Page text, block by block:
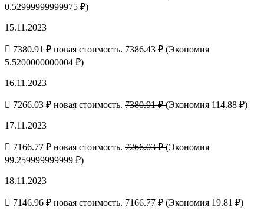
0.52999999999975 ₽)
15.11.2023
7380.91 ₽ новая стоимость. 7386.43 ₽(Экономия
5.5200000000004 ₽)
16.11.2023
7266.03 ₽ новая стоимость. 7380.91 ₽(Экономия 114.88 ₽)
17.11.2023
7166.77 ₽ новая стоимость. 7266.03 ₽(Экономия
99.259999999999 ₽)
18.11.2023
7146.96 ₽ новая стоимость. 7166.77 ₽(Экономия 19.81 ₽)